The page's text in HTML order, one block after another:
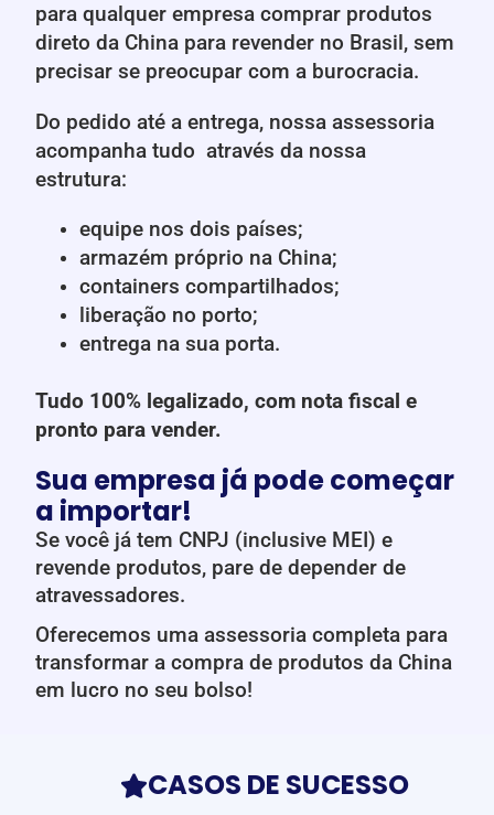
para qualquer empresa comprar produtos
direto da China para revender no Brasil, sem
precisar se preocupar com a burocracia.
Do pedido até a entrega, nossa assessoria
acompanha tudo através da nossa
estrutura:
equipe nos dois países;
armazém próprio na China;
containers compartilhados;
liberação no porto;
entrega na sua porta.
Tudo 100% legalizado, com nota fiscal e
pronto para vender.
Sua empresa já pode começar
a importar!
Se você já tem CNPJ (inclusive MEI) e
revende produtos, pare de depender de
atravessadores.
Oferecemos uma assessoria completa para
transformar a compra de produtos da China
em lucro no seu bolso!
CASOS DE SUCESSO